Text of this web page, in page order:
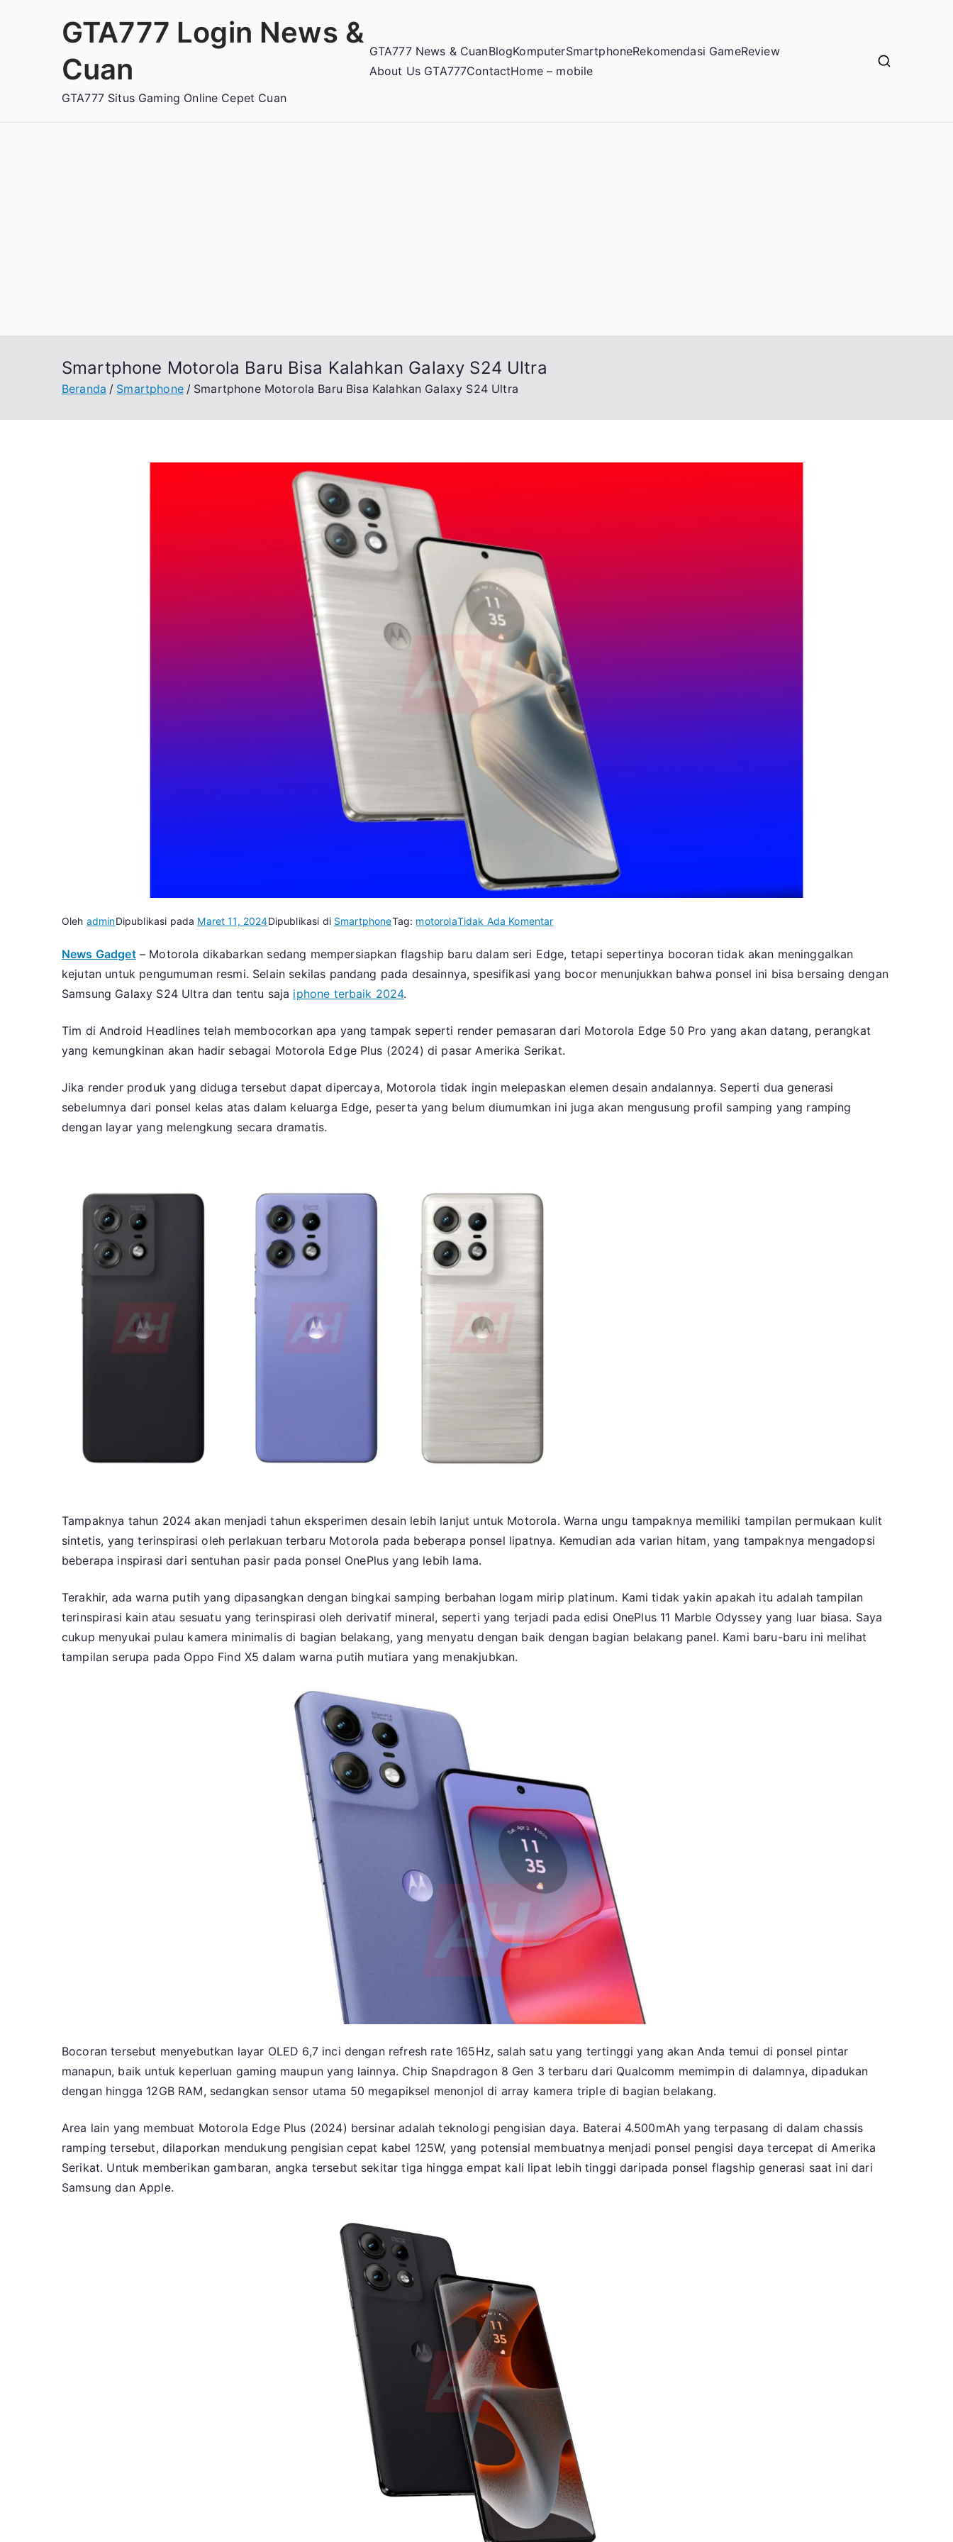
GTA777 Login News &
Cuan
GTA777 Situs Gaming Online Cepet Cuan
GTA777 News & CuanBlogKomputerSmartphoneRekomendasi GameReview
About Us GTA777ContactHome – mobile
Smartphone Motorola Baru Bisa Kalahkan Galaxy S24 Ultra
Beranda Smartphone Smartphone Motorola Baru Bisa Kalahkan Galaxy S24 Ultra
Oleh adminDipublikasi pada Maret 11, 2024Dipublikasi di SmartphoneTag: motorolaTidak Ada Komentarpada
Motorola
Baru
Galaxy
S24
News Gadget– Motorola dikabarkan sedang mempersiapkan flagship baru dalam seri Edge, tetapi sepertinya bocoran tidak akan meninggalkan
kejutan untuk pengumuman resmi. Selain sekilas pandang pada desainnya, spesifikasi yang bocor menunjukkan bahwa ponsel ini bisa bersaing dengan
Samsung Galaxy S24 Ultra dan tentu saja iphone terbaik 2024.
Tim di Android Headlines telah membocorkan apa yang tampak seperti render pemasaran dari Motorola Edge 50 Pro yang akan datang, perangkat
yang kemungkinan akan hadir sebagai Motorola Edge Plus (2024) di pasar Amerika Serikat.
Jika render produk yang diduga tersebut dapat dipercaya, Motorola tidak ingin melepaskan elemen desain andalannya. Seperti dua generasi
sebelumnya dari ponsel kelas atas dalam keluarga Edge, peserta yang belum diumumkan ini juga akan mengusung profil samping yang ramping
dengan layar yang melengkung secara dramatis.
Tampaknya tahun 2024 akan menjadi tahun eksperimen desain lebih lanjut untuk Motorola. Warna ungu tampaknya memiliki tampilan permukaan kulit
sintetis, yang terinspirasi oleh perlakuan terbaru Motorola pada beberapa ponsel lipatnya. Kemudian ada varian hitam, yang tampaknya mengadopsi
beberapa inspirasi dari sentuhan pasir pada ponsel OnePlus yang lebih lama.
Terakhir, ada warna putih yang dipasangkan dengan bingkai samping berbahan logam mirip platinum. Kami tidak yakin apakah itu adalah tampilan
terinspirasi kain atau sesuatu yang terinspirasi oleh derivatif mineral, seperti yang terjadi pada edisi OnePlus 11 Marble Odyssey yang luar biasa. Saya
cukup menyukai pulau kamera minimalis di bagian belakang, yang menyatu dengan baik dengan bagian belakang panel. Kami baru-baru ini melihat
tampilan serupa pada Oppo Find X5 dalam warna putih mutiara yang menakjubkan.
Bocoran tersebut menyebutkan layar OLED 6,7 inci dengan refresh rate 165Hz, salah satu yang tertinggi yang akan Anda temui di ponsel pintar
manapun, baik untuk keperluan gaming maupun yang lainnya. Chip Snapdragon 8 Gen 3 terbaru dari Qualcomm memimpin di dalamnya, dipadukan
dengan hingga 12GB RAM, sedangkan sensor utama 50 megapiksel menonjol di array kamera triple di bagian belakang.
Area lain yang membuat Motorola Edge Plus (2024) bersinar adalah teknologi pengisian daya. Baterai 4.500mAh yang terpasang di dalam chassis
ramping tersebut, dilaporkan mendukung pengisian cepat kabel 125W, yang potensial membuatnya menjadi ponsel pengisi daya tercepat di Amerika
Serikat. Untuk memberikan gambaran, angka tersebut sekitar tiga hingga empat kali lipat lebih tinggi daripada ponsel flagship generasi saat ini dari
Samsung dan Apple.